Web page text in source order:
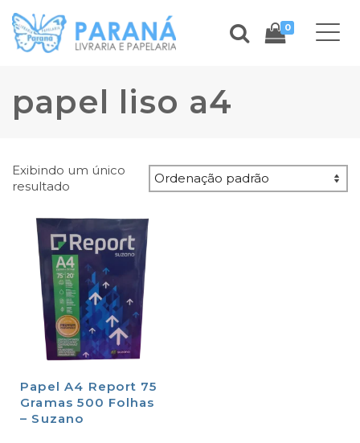
0
papel liso a4
Exibindo um único
resultado
Papel A4 Report 75
Gramas 500 Folhas
– Suzano